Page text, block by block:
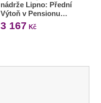
nádrže Lipno: Přední
Výtoň v Pensionu…
3 167 Kč